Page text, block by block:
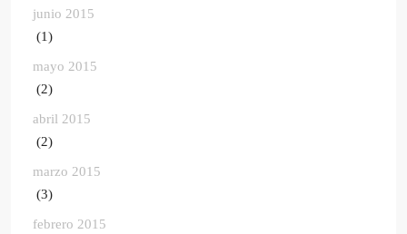
junio 2015
(1)
mayo 2015
(2)
abril 2015
(2)
marzo 2015
(3)
febrero 2015